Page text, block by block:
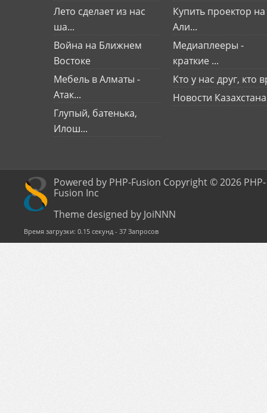
Лето сделает из нас
ша...
Война на Ближнем
Востоке
Мебель в Алматы -
Атак...
Глупый, батенька,
Илош...
Купить проектор на
Али...
Медиаплееры -
краткие ...
Кто у нас друг, кто
Новости Казахстана
Powered by PHP-Fusion Copyright © 2026 PHP-
Fusion Inc
Theme designed by JoiNNN
Время загрузки: 0.15 секунд - 37 Запросов